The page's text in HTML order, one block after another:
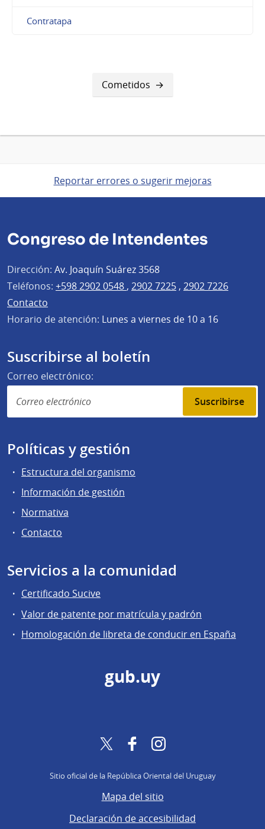
Contratapa
Cometidos
Reportar errores o sugerir mejoras
Congreso de Intendentes
Dirección: Av. Joaquín Suárez 3568
Teléfonos: +598 2902 0548 , 2902 7225 , 2902 7226
Contacto
Horario de atención: Lunes a viernes de 10 a 16
Suscribirse al boletín
Correo electrónico:
Suscribirse
Políticas y gestión
Estructura del organismo
Información de gestión
Normativa
Contacto
Servicios a la comunidad
Certificado Sucive
Valor de patente por matrícula y padrón
Homologación de libreta de conducir en España
gub.uy
Twitter FacebookInstagram
Sitio oficial de la República Oriental del Uruguay
Mapa del sitio
Declaración de accesibilidad